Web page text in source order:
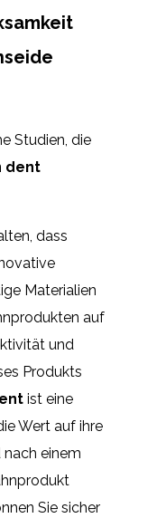
Studien, die
dent
dass
Materialien
auf
und
Produkts
ist eine
Wert auf ihre
einem
Sie sicher